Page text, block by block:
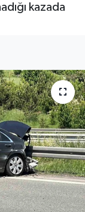
kazada